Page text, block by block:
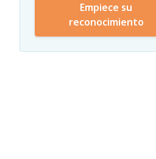
Empiece su
reconocimiento